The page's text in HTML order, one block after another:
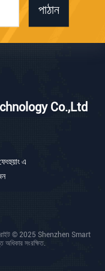
পাঠান
Co.,Ltd
এ
কপিরাইট © 2025 Shenzhen Smart
সংরক্ষিত.